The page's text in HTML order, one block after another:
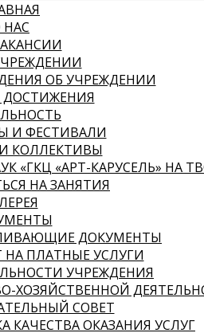
НАС
ОБ УЧРЕЖДЕНИИ
И ФЕСТИВАЛИ
КОЛЛЕКТИВЫ
«АРТ-КАРУСЕЛЬ» НА
НА ЗАНЯТИЯ
ДОКУМЕНТЫ
НА ПЛАТНЫЕ УСЛУГИ
УЧРЕЖДЕНИЯ
ХОЗЯЙСТВЕННОЙ
СОВЕТ
КАЧЕСТВА ОКАЗАНИЯ УСЛУГ